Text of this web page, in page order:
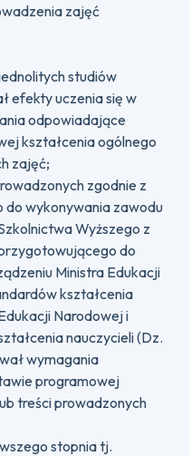
zajęć
studiów
efekty uczenia się w
odpowiadające
kształcenia ogólnego
zajęć;
zgodnie z
wykonywania zawodu
Wyższego z
do
Ministra Edukacji
kształcenia
Narodowej i
nauczycieli (Dz.
wymagania
programowej
treści prowadzonych
stopnia tj.